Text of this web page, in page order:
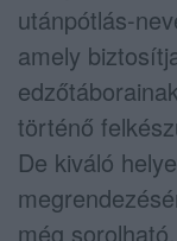
utánpótlás-
amely
történő
De kiváló
még sorolható.